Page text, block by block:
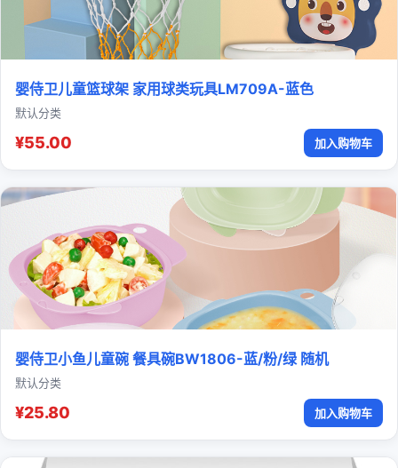
婴侍卫儿童篮球架 家用球类玩具LM709A-蓝色
默认分类
¥55.00 加入购物车
婴侍卫小鱼儿童碗 餐具碗BW1806-蓝/粉/绿 随机
默认分类
¥25.80 加入购物车